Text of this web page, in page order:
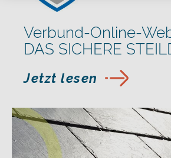
Verbund-Online-
DAS SICHERE
Jetzt lesen